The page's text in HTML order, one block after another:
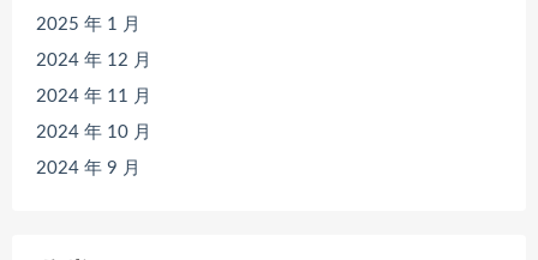
2025 年 1 月
2024 年 12 月
2024 年 11 月
2024 年 10 月
2024 年 9 月